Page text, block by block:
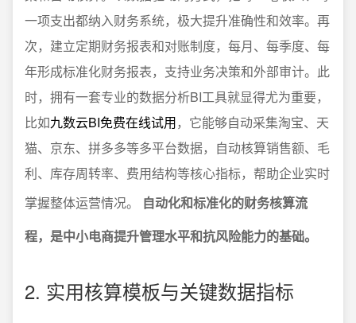
一项支出都纳入财务系统，极大提升准确性和效率。再
次，建立定期财务报表和对账制度，每月、每季度、每
年形成标准化财务报表，支持业务决策和外部审计。此
时，拥有一套专业的数据分析BI工具就显得尤为重要，
比如九数云BI免费在线试用，它能够自动采集淘宝、天
猫、京东、拼多多等多平台数据，自动核算销售额、毛
利、库存周转率、费用结构等核心指标，帮助企业实时
掌握整体运营情况。 自动化和标准化的财务核算流
程，是中小电商提升管理水平和抗风险能力的基础。
2. 实用核算模板与关键数据指标